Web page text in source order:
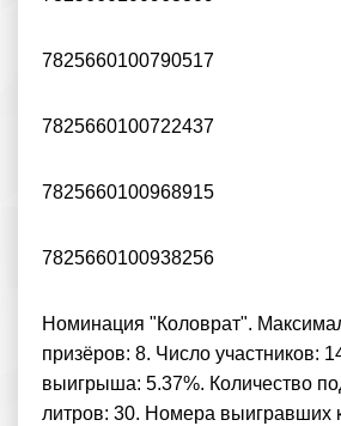
7825660100790517
7825660100722437
7825660100968915
7825660100938256
Номинация "Коловрат".
призёров: 8. Число участников:
выигрыша: 5.37%. Количество
литров: 30. Номера выигравших